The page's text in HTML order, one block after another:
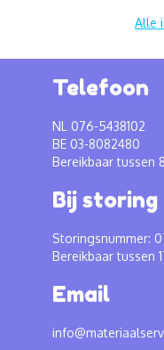
Alle
Telefoon
NL 076-5438102
BE 03-8082480
Bereikbaar tussen
Bij storing
Storingsnummer:
Bereikbaar tussen
Email